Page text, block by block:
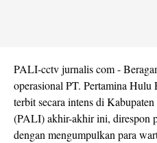
PALI-cctv jurnalis com -
operasional PT. Pertamina
terbit secara intens di
(PALI) akhir-akhir ini, direspon
dengan mengumpulkan para